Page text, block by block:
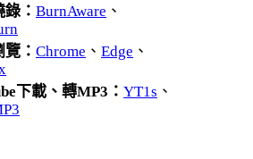
： BurnAware 、
： Chrome 、 Edge 、
下載、轉MP3： YT1s 、